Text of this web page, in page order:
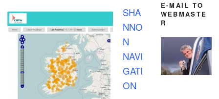
SHA
NNO
N
NAVI
GATI
ON
E-MAIL TO
WEBMASTE
R